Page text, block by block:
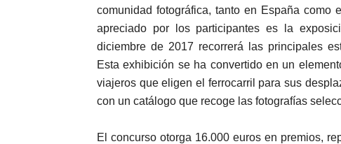
comunidad fotográfica, tanto en España como
apreciado por los participantes es la
diciembre de 2017 recorrerá las principales
Esta exhibición se ha convertido en un
viajeros que eligen el ferrocarril para sus
con un catálogo que recoge las fotografías
El concurso otorga 16.000 euros en premios,